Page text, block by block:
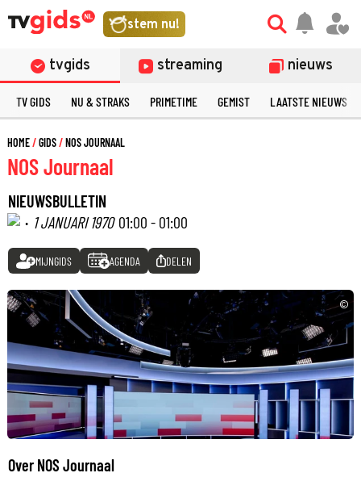
stem nu!
tvgids streaming nieuws
TV GIDS NU & STRAKS PRIMETIME GEMIST LAATSTE NIEUWS
HOME GIDS NOS JOURNAAL
NOS Journaal
NIEUWSBULLETIN
· 1 JANUARI 1970 01:00 - 01:00
MIJNGIDS AGENDA DELEN
©
Over NOS Journaal